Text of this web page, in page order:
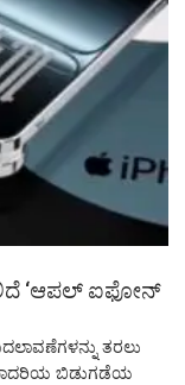
‘ಆಪಲ್ ಐಫೋನ್
ತರಲು
ಮಾದರಿಯ ಬಿಡುಗಡೆಯ